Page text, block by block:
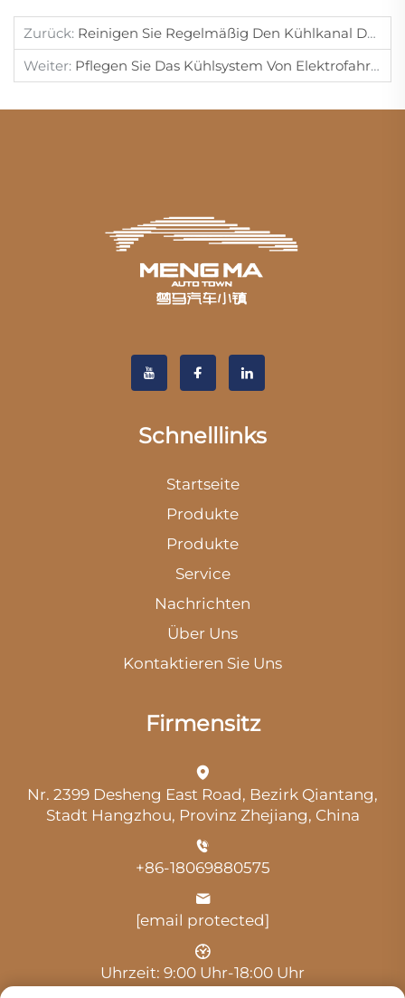
Zurück: Reinigen Sie Regelmäßig Den Kühlkanal Der Blade-Batterie Von BYD-Fahrzeugen.
Weiter: Pflegen Sie Das Kühlsystem Von Elektrofahrzeugen Regelmäßig.
Schnelllinks
Startseite
Produkte
Produkte
Service
Nachrichten
Über Uns
Kontaktieren Sie Uns
Firmensitz
Nr. 2399 Desheng East Road, Bezirk Qiantang,
Stadt Hangzhou, Provinz Zhejiang, China
+86-18069880575
[email protected]
Uhrzeit: 9:00 Uhr-18:00 Uhr